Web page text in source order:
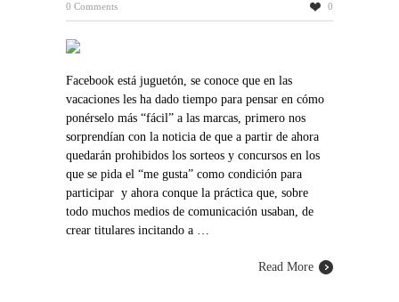
0 Comments
0
Facebook está juguetón, se conoce que en las
vacaciones les ha dado tiempo para pensar en cómo
ponérselo más “fácil” a las marcas, primero nos
sorprendían con la noticia de que a partir de ahora
quedarán prohibidos los sorteos y concursos en los
que se pida el “me gusta” como condición para
participar y ahora conque la práctica que, sobre
todo muchos medios de comunicación usaban, de
crear titulares incitando a …
Read More